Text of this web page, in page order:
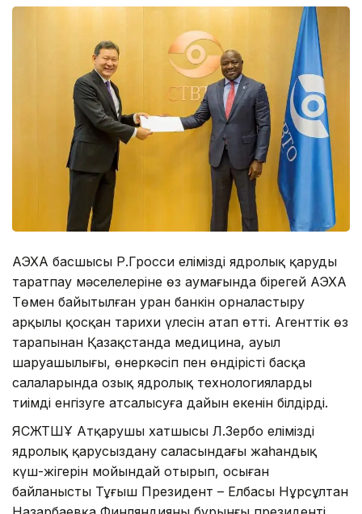
АЭХА басшысы Р.Гросси еліміздің ядролық қаруды
таратпау мәселелеріне өз аумағында бірегей АЭХА
Төмен байытылған уран банкін орналастыру
арқылы қосқан тарихи үлесін атап өтті. Агенттік өз
тарапынан Қазақстанда медицина, ауыл
шаруашылығы, өнеркәсіп пен өндірістің басқа
салаларында озық ядролық технологияларды
тиімді енгізуге атсалысуға дайын екенін білдірді.
ЯСЖТШҰ Атқарушы хатшысы Л.Зербо еліміздің
ядролық қарусыздану саласындағы жаһандық
күш-жігерін мойындай отырып, осыған
байланысты Тұңғыш Президент – Елбасы Нұрсұлтан